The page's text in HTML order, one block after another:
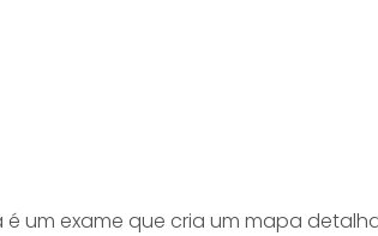
um exame que cria um mapa